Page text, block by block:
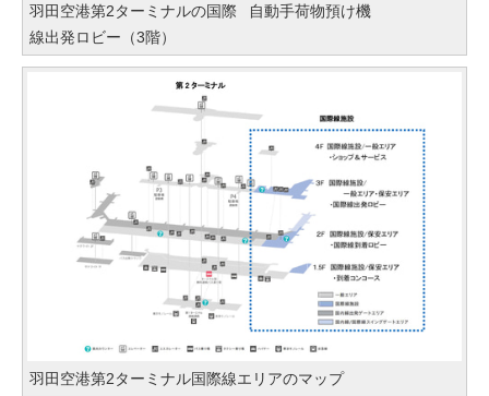
羽田空港第2ターミナルの国際
線出発ロビー（3階）
自動手荷物預け機
羽田空港第2ターミナル国際線エリアのマップ